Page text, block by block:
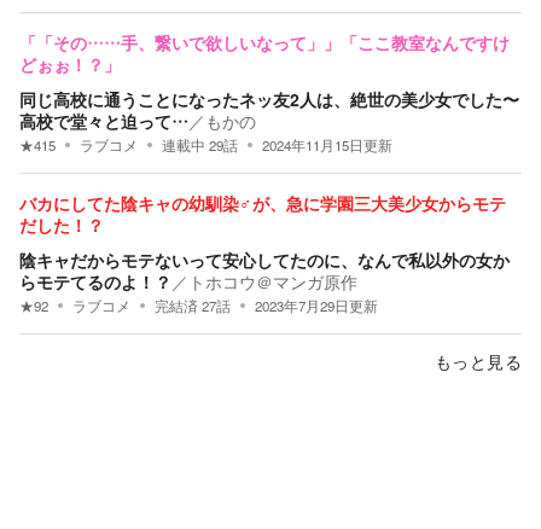
「「その……手、繋いで欲しいなって」」「ここ教室なんですけ
どぉぉ！？」
同じ高校に通うことになったネッ友2人は、絶世の美少女でした〜
高校で堂々と迫って… ／ もかの
★415 ラブコメ 連載中 29話 2024年11月15日更新
バカにしてた陰キャの幼馴染♂が、急に学園三大美少女からモテ
だした！？
陰キャだからモテないって安心してたのに、なんで私以外の女か
らモテてるのよ！？ ／ トホコウ＠マンガ原作
★92 ラブコメ 完結済27話 2023年7月29日更新
もっと見る